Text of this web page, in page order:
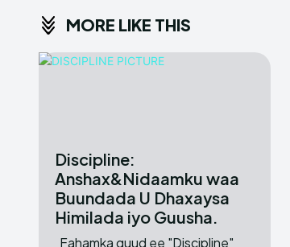
MORE LIKE THIS
Discipline:
Anshax&Nidaamku waa
Buundada U Dhaxaysa
Himilada iyo Guusha.